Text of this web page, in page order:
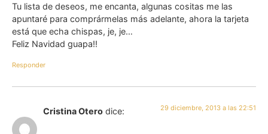
Tu lista de deseos, me encanta, algunas cositas me las
apuntaré para comprármelas más adelante, ahora la tarjeta
está que echa chispas, je, je…
Feliz Navidad guapa!!
Responder
Cristina Otero dice: 29 diciembre, 2013 a las 22:51